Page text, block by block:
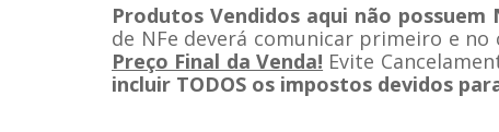
Produtos Vendidos aqui não
de NFe deverá comunicar primeiro e no
Preço Final da Venda! Evite
incluir TODOS os impostos devidos